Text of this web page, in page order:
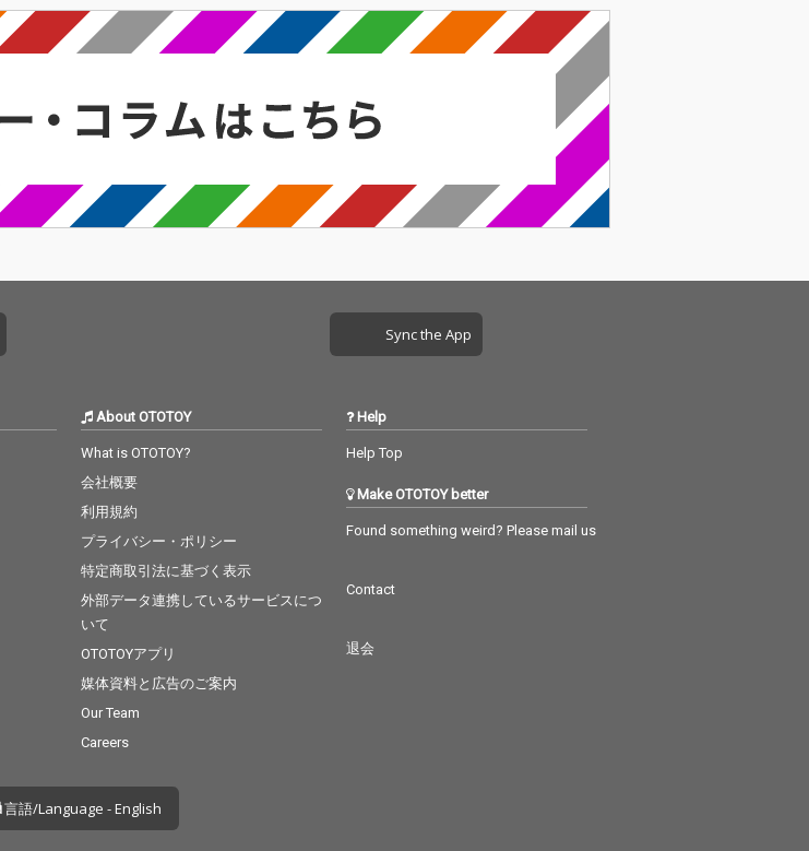
Sync the App
About OTOTOY
What is OTOTOY?
会社概要
利用規約
プライバシー・ポリシー
特定商取引法に基づく表示
外部データ連携しているサービスにつ
いて
OTOTOYアプリ
媒体資料と広告のご案内
Our Team
Careers
Help
Help Top
Make OTOTOY better
Found something weird? Please mail us
Contact
退会
言語/Language - English